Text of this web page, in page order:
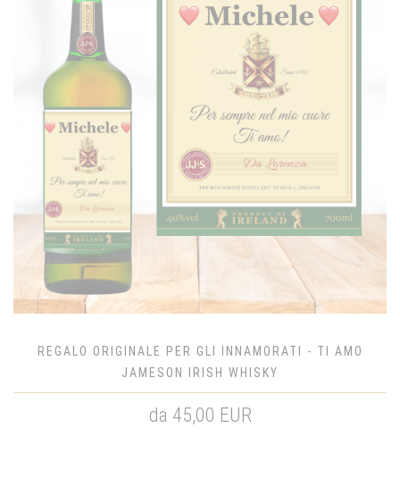
REGALO ORIGINALE PER GLI INNAMORATI - TI AMO
JAMESON IRISH WHISKY
da 45,00 EUR